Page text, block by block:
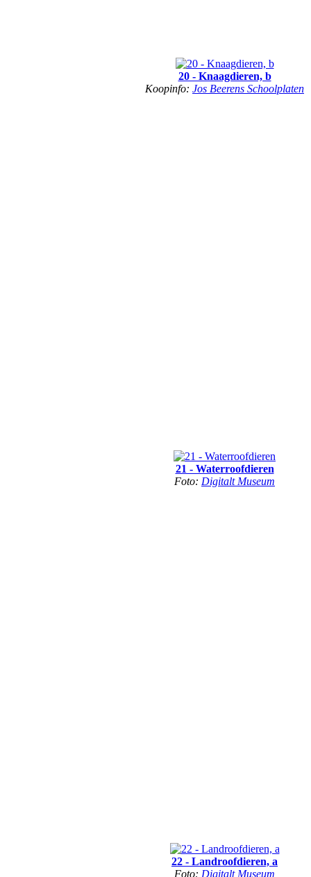
20 - Knaagdieren, b
Koopinfo: Jos Beerens Schoolplaten
21 - Waterroofdieren
Foto: Digitalt Museum
22 - Landroofdieren, a
Foto: Digitalt Museum